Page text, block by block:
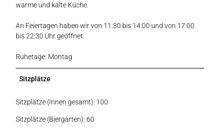
warme und kalte Küche.
An Feiertagen haben wir von 11:30 bis 14:00 und von 17:00
bis 22:30 Uhr geöffnet.
Ruhetage: Montag
Sitzplätze
Sitzplätze (Innen gesamt): 100
Sitzplätze (Biergarten): 60